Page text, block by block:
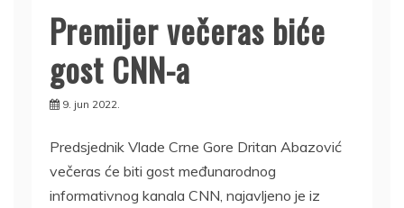
Premijer večeras biće
gost CNN-a
9. jun 2022.
Predsjednik Vlade Crne Gore Dritan Abazović
večeras će biti gost međunarodnog
informativnog kanala CNN, najavljeno je iz